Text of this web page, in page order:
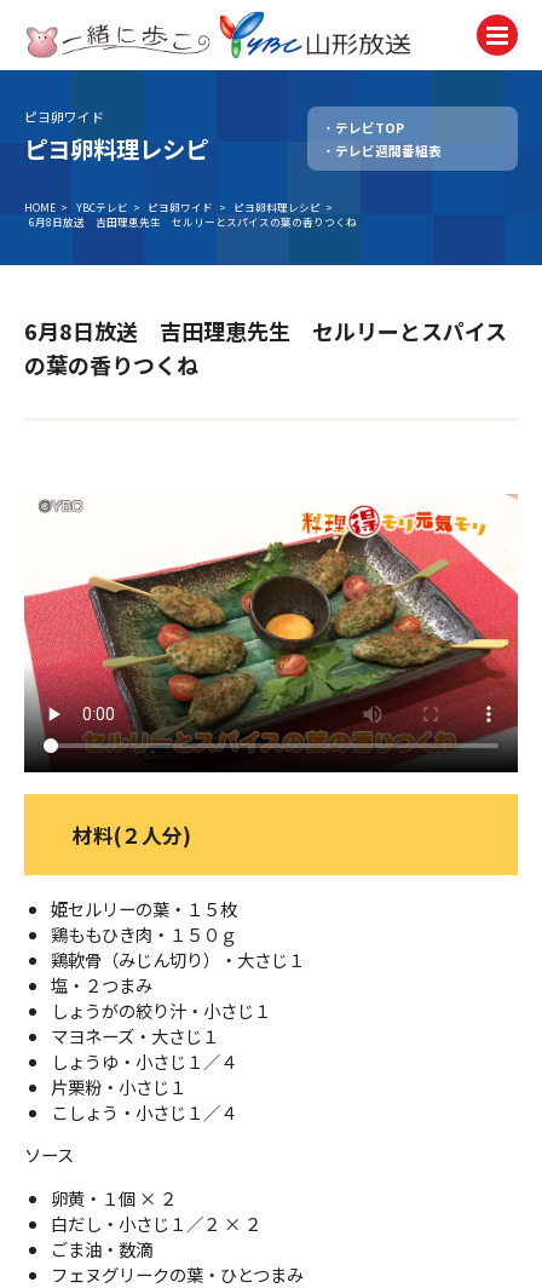
テレビ
TV
ラジオ
Radio
アナウンサー
Announcer
ＹＢＣオンデマンド
やまがた情熱市場
ピヨ卵ワイド
ピヨ卵料理レシピ
テレビTOP
テレビ週間番組表
HOME > YBCテレビ > ピヨ卵ワイド > ピヨ卵料理レシピ >
6月8日放送 吉田理恵先生 セルリーとスパイスの葉の香りつくね
6月8日放送 吉田理恵先生 セルリーとスパイス
の葉の香りつくね
材料(２人分)
姫セルリーの葉・１５枚
鶏ももひき肉・１５０ｇ
鶏軟骨（みじん切り）・大さじ１
塩・２つまみ
しょうがの絞り汁・小さじ１
マヨネーズ・大さじ１
しょうゆ・小さじ１／４
片栗粉・小さじ１
こしょう・小さじ１／４
ソース
卵黄・１個 × ２
白だし・小さじ１／２ × ２
ごま油・数滴
フェヌグリークの葉・ひとつまみ